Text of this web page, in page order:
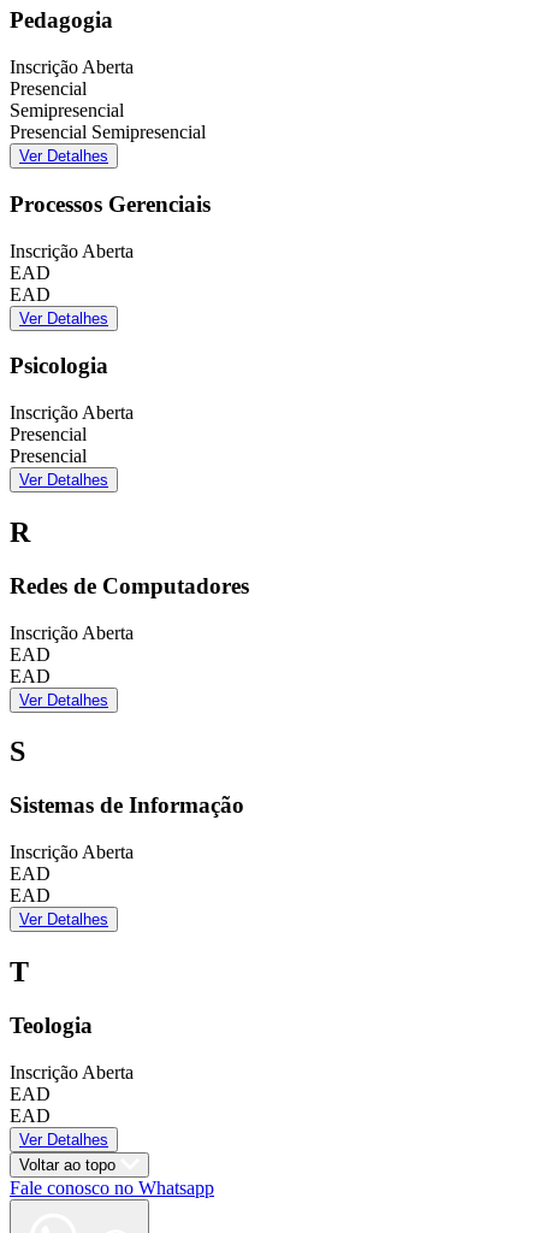
Pedagogia
Inscrição Aberta
Presencial
Semipresencial
Presencial Semipresencial
Ver Detalhes
Processos Gerenciais
Inscrição Aberta
EAD
EAD
Ver Detalhes
Psicologia
Inscrição Aberta
Presencial
Presencial
Ver Detalhes
R
Redes de Computadores
Inscrição Aberta
EAD
EAD
Ver Detalhes
S
Sistemas de Informação
Inscrição Aberta
EAD
EAD
Ver Detalhes
T
Teologia
Inscrição Aberta
EAD
EAD
Ver Detalhes
Voltar ao topo
Fale conosco no Whatsapp